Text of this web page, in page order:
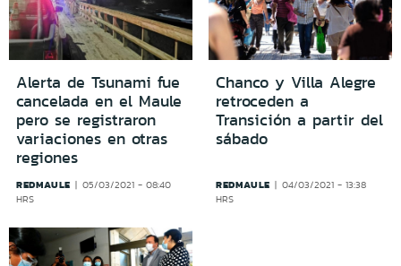
Alerta de Tsunami fue
cancelada en el Maule
pero se registraron
variaciones en otras
regiones
REDMAULE
05/03/2021 - 08:40
HRS
Chanco y Villa Alegre
retroceden a
Transición a partir del
sábado
REDMAULE
04/03/2021 - 13:38
HRS